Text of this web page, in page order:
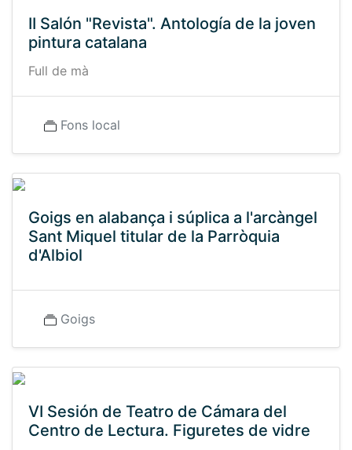
II Salón "Revista". Antología de la joven
pintura catalana
Full de mà
Fons local
Goigs en alabança i súplica a l'arcàngel
Sant Miquel titular de la Parròquia
d'Albiol
Goigs
VI Sesión de Teatro de Cámara del
Centro de Lectura. Figuretes de vidre